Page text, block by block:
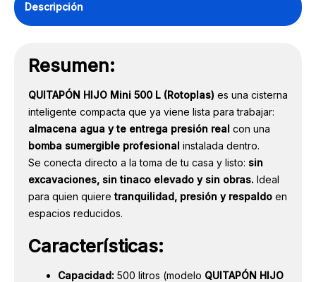
cantidad
Descripción
Resumen:
QUITAPÓN HIJO Mini 500 L (Rotoplas) es una cisterna
inteligente compacta que ya viene lista para trabajar:
almacena agua y te entrega presión real con una
bomba sumergible profesional instalada dentro.
Se conecta directo a la toma de tu casa y listo: sin
excavaciones, sin tinaco elevado y sin obras. Ideal
para quien quieretranquilidad, presión y respaldo en
espacios reducidos.
Características:
Capacidad: 500 litros (modelo QUITAPÓN HIJO